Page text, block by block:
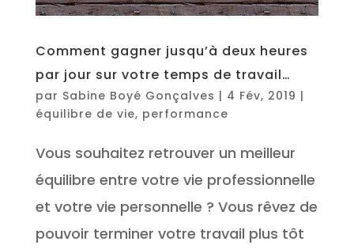
Comment gagner jusqu’à deux heures
par jour sur votre temps de travail…
par Sabine Boyé Gonçalves | 4 Fév, 2019 |
équilibre de vie, performance
Vous souhaitez retrouver un meilleur
équilibre entre votre vie professionnelle
et votre vie personnelle ? Vous rêvez de
pouvoir terminer votre travail plus tôt